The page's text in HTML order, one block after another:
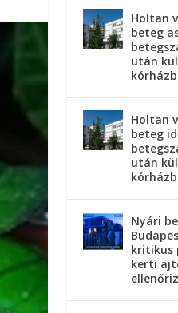
Holtan
beteg
után
Holtan
beteg
után
Nyári
kritikus
kerti